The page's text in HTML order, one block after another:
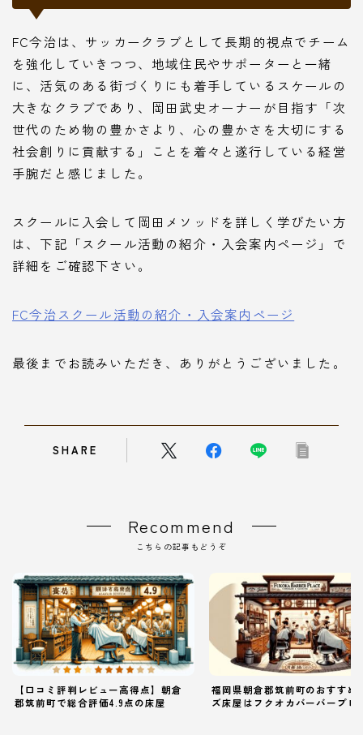
FC今治は、サッカークラブとして長期的視点でチーム
を強化していきつつ、地域住民やサポーターと一緒
に、活気のある街づくりにも着手しているスケールの
大きなクラブであり、岡田武史オーナーが目指す「次
世代のため物の豊かさより、心の豊かさを大切にする
社会創りに貢献する」ことを着々と遂行している経営
手腕だと感じました。
スクールに入会して岡田メソッドを詳しく学びたい方
は、下記「スクール活動の紹介・入会案内ページ」で
詳細をご確認下さい。
FC今治スクール活動の紹介・入会案内ページ
最後までお読みいただき、ありがとうございました。
SHARE
Recommend
こちらの記事もどうぞ
【口コミ評判レビュー高得点】朝倉
郡筑前町で総合評価4.9点の床屋
福岡県朝倉郡筑前町のおすすめ
ズ床屋はフクオカバーバープレ